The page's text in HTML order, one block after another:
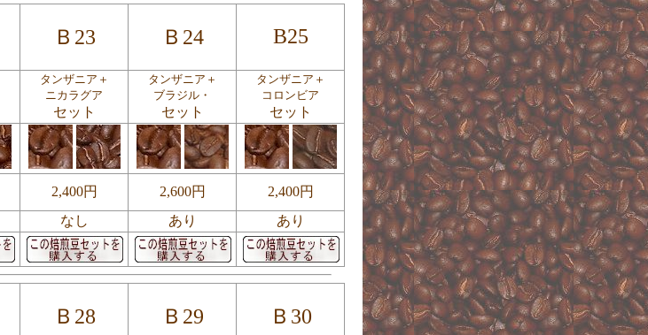
Ｂ23 Ｂ24 B25
タンザニア＋
ニカラグア
セット
タンザニア＋
ブラジル・
セット
タンザニア＋
コロンビア
セット
2,400円 2,600円
2,400円
なし あり あり
Ｂ28 Ｂ29 Ｂ30